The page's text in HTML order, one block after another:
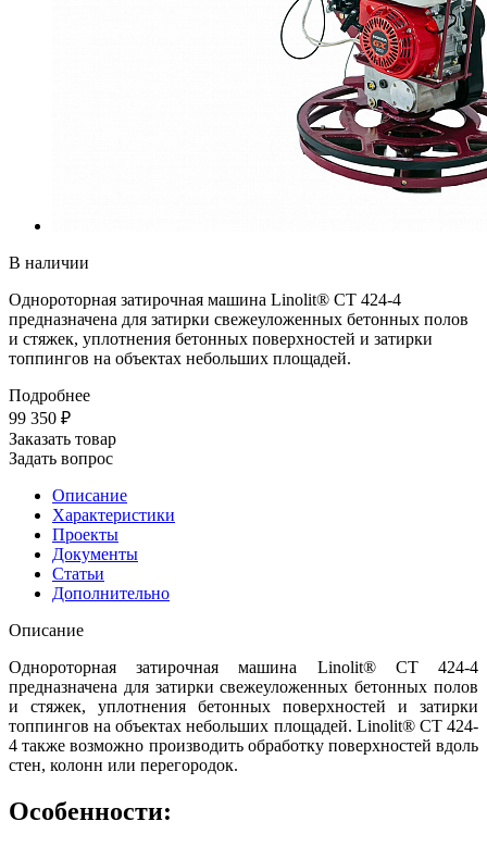
В наличии
Однороторная затирочная машина Linolit® CT 424-4
предназначена для затирки свежеуложенных бетонных полов
и стяжек, уплотнения бетонных поверхностей и затирки
топпингов на объектах небольших площадей.
Подробнее
99 350 ₽
Заказать товар
Задать вопрос
Описание
Характеристики
Проекты
Документы
Статьи
Дополнительно
Описание
Однороторная затирочная машина Linolit® CT 424-4
предназначена для затирки свежеуложенных бетонных полов
и стяжек, уплотнения бетонных поверхностей и затирки
топпингов на объектах небольших площадей. Linolit® CT 424-
4 также возможно производить обработку поверхностей вдоль
стен, колонн или перегородок.
Особенности: